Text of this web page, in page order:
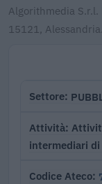
Algorithmedia
15121, Alessandria.
Settore
Attività
intermediari
Codice Ateco